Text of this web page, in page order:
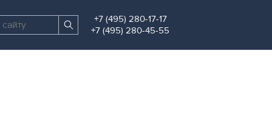
Поиск
по
Найти
+7 (495) 280-17-17
+7 (495) 280-45-55